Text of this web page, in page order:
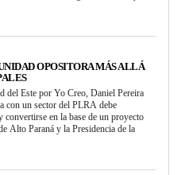
OPOSITORA MÁS ALLÁ
del Este por Yo Creo, Daniel Pereira
con un sector del PLRA debe
convertirse en la base de un proyecto
Alto Paraná y la Presidencia de la